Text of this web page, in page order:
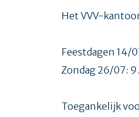
Het VVV-
Feestdagen 14/
Zondag 26/07:
Toegankelijk